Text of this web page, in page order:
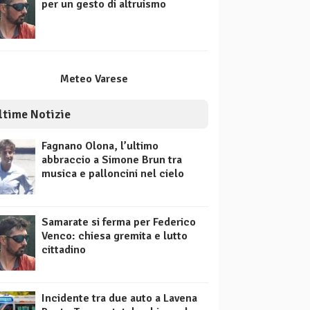
per un gesto di altruismo
Meteo Varese
Notizie
Fagnano Olona, l’ultimo
abbraccio a Simone Brun tra
musica e palloncini nel cielo
Samarate si ferma per Federico
Venco: chiesa gremita e lutto
cittadino
Incidente tra due auto a Lavena